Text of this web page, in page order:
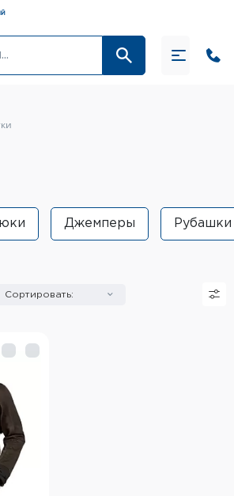
и ЗИП
снаряжение
стрельба
Джемперы Рубашки
Сортировать: